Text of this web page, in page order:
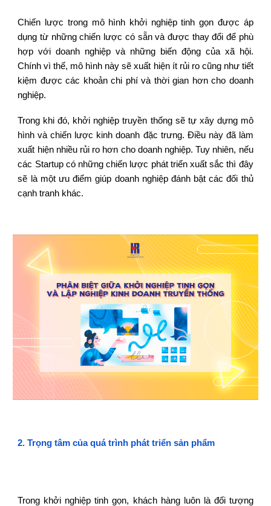
Chiến lược trong mô hình khởi nghiệp tinh gọn được áp
dụng từ những chiến lược có sẵn và được thay đổi để phù
hợp với doanh nghiệp và những biến động của xã hội.
Chính vì thế, mô hình này sẽ xuất hiện ít rủi ro cũng như tiết
kiệm được các khoản chi phí và thời gian hơn cho doanh
nghiệp.
Trong khi đó, khởi nghiệp truyền thống sẽ tự xây dựng mô
hình và chiến lược kinh doanh đặc trưng. Điều này đã làm
xuất hiện nhiều rủi ro hơn cho doanh nghiệp. Tuy nhiên, nếu
các Startup có những chiến lược phát triển xuất sắc thì đây
sẽ là một ưu điểm giúp doanh nghiệp đánh bật các đối thủ
cạnh tranh khác.
2.Trọng tâm của quá trình phát triển sản phẩm
Trong khởi nghiệp tinh gọn, khách hàng luôn là đối tượng